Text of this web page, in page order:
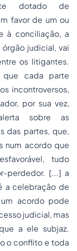
dotado de
favor de um ou
à conciliação, a
judicial, vai
os litigantes.
que cada parte
incontroversos,
por sua vez,
sobre as
das partes, que,
num acordo que
tudo
perdedor. [...] a
a celebração de
acordo pode
judicial, mas
a ele subjaz.
o conflito e toda